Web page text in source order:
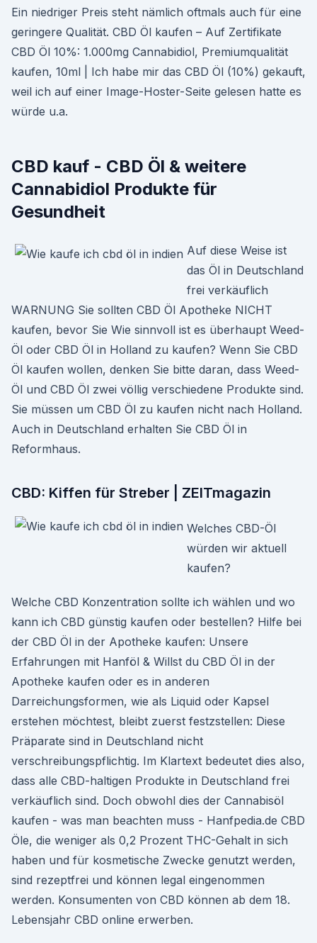
Ein niedriger Preis steht nämlich oftmals auch für eine
geringere Qualität. CBD Öl kaufen – Auf Zertifikate
CBD Öl 10%: 1.000mg Cannabidiol, Premiumqualität
kaufen, 10ml | Ich habe mir das CBD Öl (10%) gekauft,
weil ich auf einer Image-Hoster-Seite gelesen hatte es
würde u.a.
CBD kauf - CBD Öl & weitere
Cannabidiol Produkte für
Gesundheit
Auf diese Weise ist
das Öl in Deutschland
frei verkäuflich
WARNUNG Sie sollten CBD Öl Apotheke NICHT
kaufen, bevor Sie Wie sinnvoll ist es überhaupt Weed-
Öl oder CBD Öl in Holland zu kaufen? Wenn Sie CBD
Öl kaufen wollen, denken Sie bitte daran, dass Weed-
Öl und CBD Öl zwei völlig verschiedene Produkte sind.
Sie müssen um CBD Öl zu kaufen nicht nach Holland.
Auch in Deutschland erhalten Sie CBD Öl in
Reformhaus.
CBD: Kiffen für Streber | ZEITmagazin
Welches CBD-Öl
würden wir aktuell
kaufen?
Welche CBD Konzentration sollte ich wählen und wo
kann ich CBD günstig kaufen oder bestellen? Hilfe bei
der CBD Öl in der Apotheke kaufen: Unsere
Erfahrungen mit Hanföl & Willst du CBD Öl in der
Apotheke kaufen oder es in anderen
Darreichungsformen, wie als Liquid oder Kapsel
erstehen möchtest, bleibt zuerst festzstellen: Diese
Präparate sind in Deutschland nicht
verschreibungspflichtig. Im Klartext bedeutet dies also,
dass alle CBD-haltigen Produkte in Deutschland frei
verkäuflich sind. Doch obwohl dies der Cannabisöl
kaufen - was man beachten muss - Hanfpedia.de CBD
Öle, die weniger als 0,2 Prozent THC-Gehalt in sich
haben und für kosmetische Zwecke genutzt werden,
sind rezeptfrei und können legal eingenommen
werden. Konsumenten von CBD können ab dem 18.
Lebensjahr CBD online erwerben.